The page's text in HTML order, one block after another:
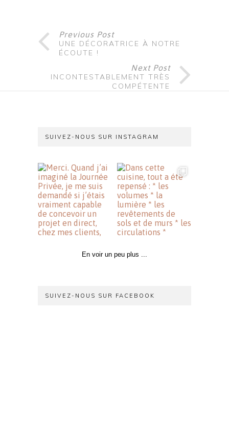
Previous Post
UNE DÉCORATRICE À NOTRE
ÉCOUTE !
Next Post
INCONTESTABLEMENT TRÈS
COMPÉTENTE
SUIVEZ-NOUS SUR INSTAGRAM
En voir un peu plus ...
SUIVEZ-NOUS SUR FACEBOOK